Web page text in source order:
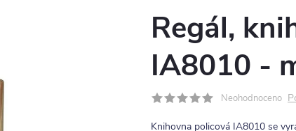
Regál,
IA8010 -
Neohodnoceno
Knihovna policová IA8010 se